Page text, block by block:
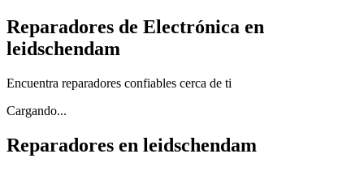
Reparadores de Electrónica en
leidschendam
Encuentra reparadores confiables cerca de ti
Cargando...
Reparadores en leidschendam